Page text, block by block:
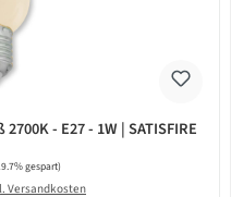
- E27 - 1W | SATISFIRE
Preis:gespart)
Versandkosten